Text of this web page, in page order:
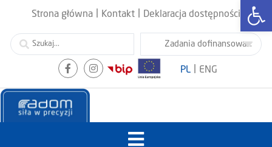
Strona główna Kontakt Deklaracja dostępności
PL ENG